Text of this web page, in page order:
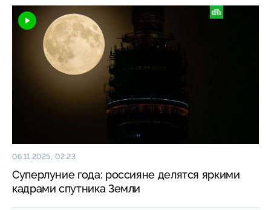
06.11.2025, 02:23
Суперлуние года: россияне делятся яркими
кадрами спутника Земли